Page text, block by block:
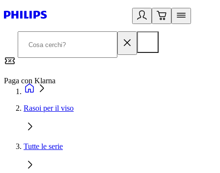
Paga con Klarna
Rasoi per il viso
Tutte le serie